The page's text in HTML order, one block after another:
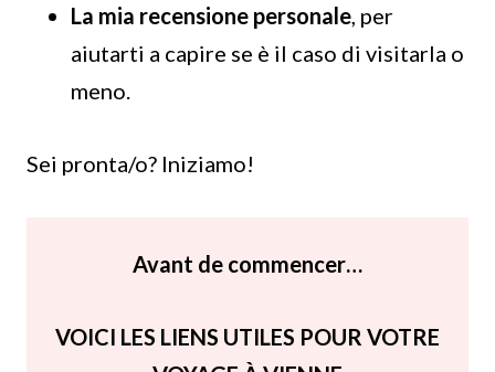
La mia recensione personale, per
aiutarti a capire se è il caso di visitarla o
meno.
Sei pronta/o? Iniziamo!
Avant de commencer…
VOICI LES LIENS UTILES POUR VOTRE